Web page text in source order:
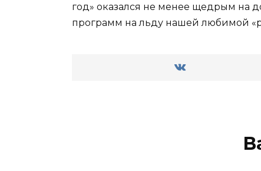
год» оказался не менее щедрым на
программ на льду нашей любимой